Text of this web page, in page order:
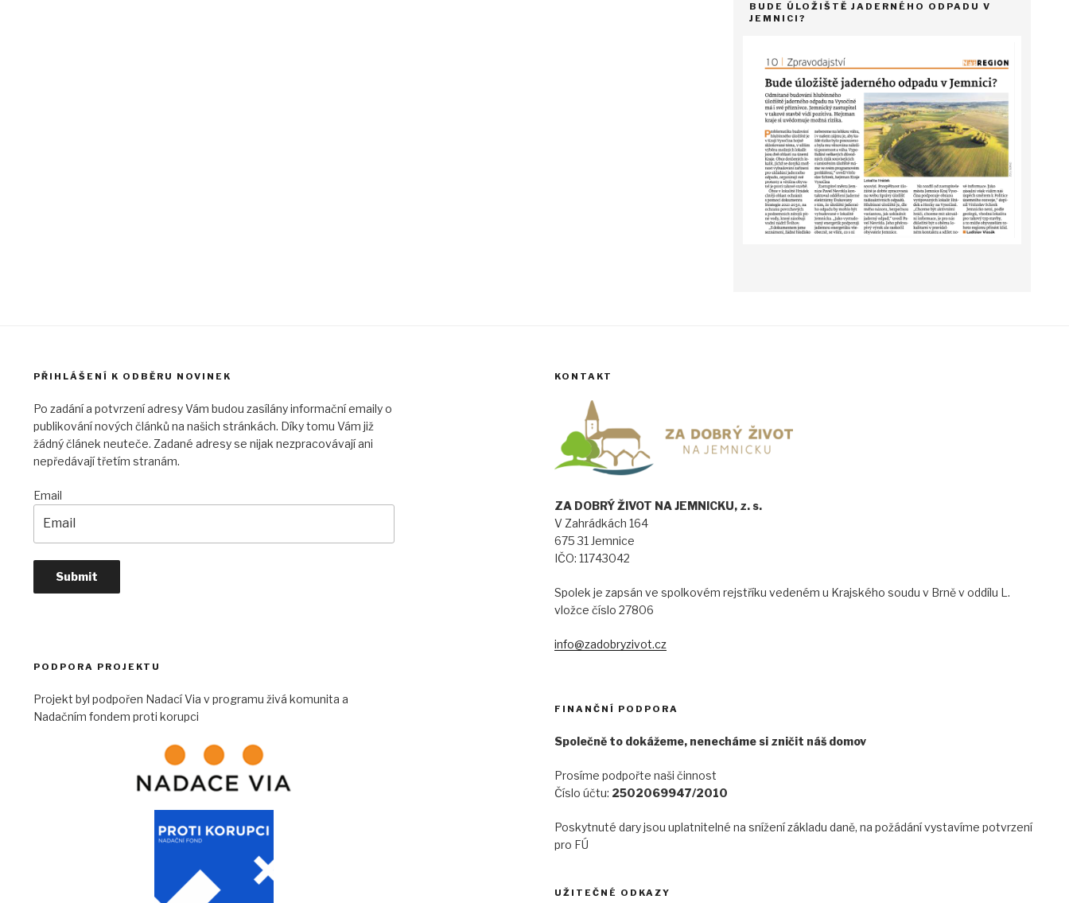
BUDE ÚLOŽIŠTĚ JADERNÉHO ODPADU V
JEMNICI?
PŘIHLÁŠENÍ K ODBĚRU NOVINEK
Po zadání a potvrzení adresy Vám budou zasílány informační emaily o
publikování nových článků na našich stránkách. Díky tomu Vám již
žádný článek neuteče. Zadané adresy se nijak nezpracovávají ani
nepředávají třetím stranám.
Email
PODPORA PROJEKTU
Projekt byl podpořen Nadací Via v programu živá komunita a
Nadačním fondem proti korupci
KONTAKT
ZA DOBRÝ ŽIVOT NA JEMNICKU, z. s.
V Zahrádkách 164
675 31 Jemnice
IČO: 11743042
Spolek je zapsán ve spolkovém rejstříku vedeném u Krajského soudu v Brně v oddílu L.
vložce číslo 27806
info@zadobryzivot.cz
FINANČNÍ PODPORA
Společně to dokážeme, nenecháme si zničit náš domov
Prosíme podpořte naši činnost
Číslo účtu: 2502069947/2010
Poskytnuté dary jsou uplatnitelné na snížení základu daně, na požádání vystavíme potvrzení
pro FÚ
UŽITEČNÉ ODKAZY